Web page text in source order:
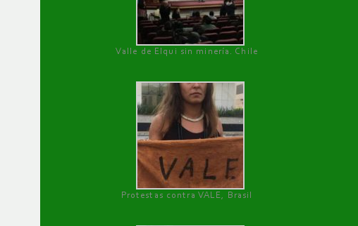
Valle de Elqui sin minería. Chile
Protestas contra VALE, Brasil